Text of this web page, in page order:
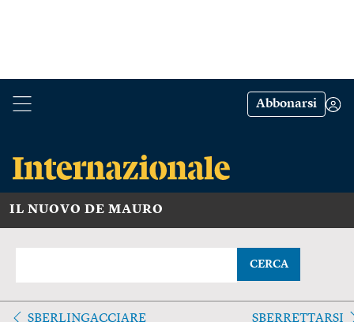
Abbonarsi
IL NUOVO DE MAURO
CERCA
SBERLINGACCIARE SBERRETTARSI